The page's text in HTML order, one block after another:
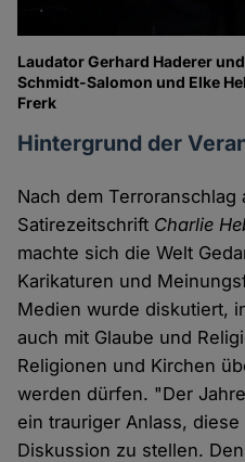
Laudator Gerhard Haderer
Schmidt-Salomon und Elke
Frerk
Hintergrund der
Nach dem
Satirezeitschrift Charlie
machte sich die Welt
Karikaturen und
Medien wurde diskutiert,
auch mit Glaube und
Religionen und Kirchen
werden dürfen. "Der
ein trauriger Anlass,
Diskussion zu stellen.